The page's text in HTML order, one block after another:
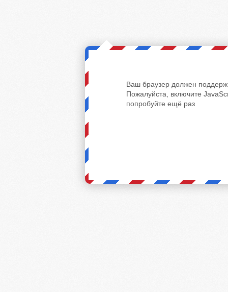
Ваш браузер должен
Пожалуйста, включите
попробуйте ещё раз